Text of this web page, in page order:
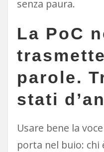
senza paura.
La PoC
parole.
stati
Usare bene la
porta nel buio: chi